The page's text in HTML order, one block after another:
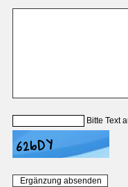
Bitte Text